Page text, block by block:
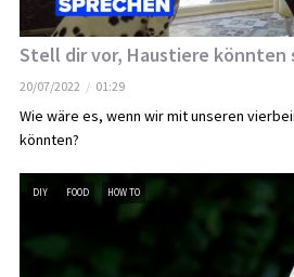
Stell dir vor, Haustiere könnten
20/07/2022 01:29
Wie wäre es, wenn wir mit unseren
könnten?
DIY FOOD HOW TO